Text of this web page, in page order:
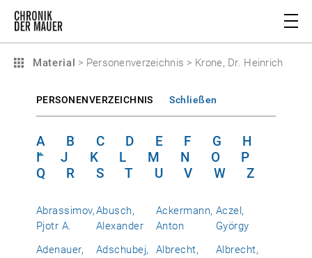
Material > Personenverzeichnis > Krone, Dr. Heinrich
PERSONENVERZEICHNIS Schließen
A B C D E F G
H
I
J K L M N O
P
Q
R S T U V W Z
Abrassimov,
Pjotr A.
Abusch,
Alexander
Ackermann,
Anton
Aczel,
György
Adenauer,
Adschubej,
Albrecht,
Albrecht,